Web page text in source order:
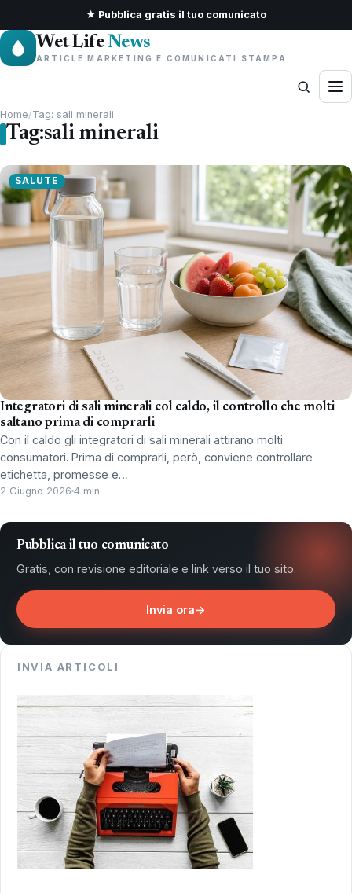
★ Pubblica gratis il tuo comunicato
Wet Life News
ARTICLE MARKETING E COMUNICATI STAMPA
Home/Tag: sali minerali
Tag:sali minerali
SALUTE
Integratori di sali minerali col caldo, il controllo che molti
saltano prima di comprarli
Con il caldo gli integratori di sali minerali attirano molti
consumatori. Prima di comprarli, però, conviene controllare
etichetta, promesse e…
2 Giugno 2026 4 min
Pubblica il tuo comunicato
Gratis, con revisione editoriale e link verso il tuo sito.
Invia ora→
INVIA ARTICOLI